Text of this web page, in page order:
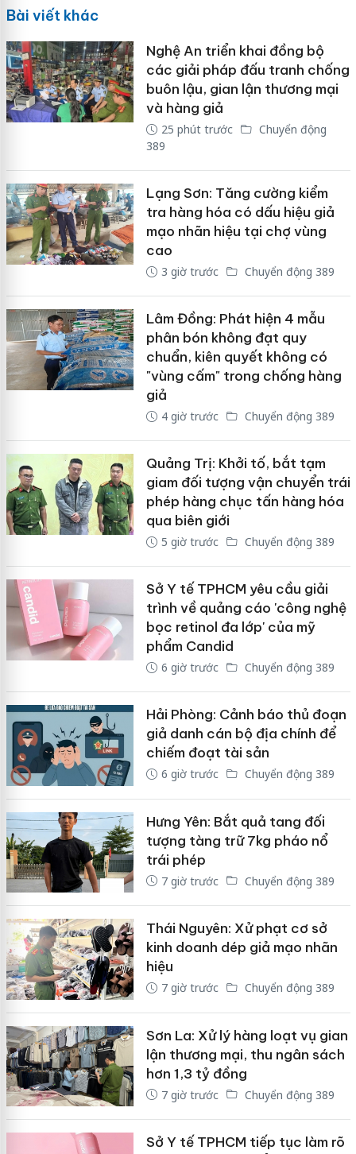
Bài viết khác
Nghệ An triển khai đồng bộ
các giải pháp đấu tranh chống
buôn lậu, gian lận thương mại
và hàng giả
25 phút trước
Chuyển động
389
Lạng Sơn: Tăng cường kiểm
tra hàng hóa có dấu hiệu giả
mạo nhãn hiệu tại chợ vùng
cao
3 giờ trước Chuyển động 389
Lâm Đồng: Phát hiện 4 mẫu
phân bón không đạt quy
chuẩn, kiên quyết không có
"vùng cấm" trong chống hàng
giả
4 giờ trước Chuyển động 389
Quảng Trị: Khởi tố, bắt tạm
giam đối tượng vận chuyển trái
phép hàng chục tấn hàng hóa
qua biên giới
5 giờ trước Chuyển động 389
Sở Y tế TPHCM yêu cầu giải
trình về quảng cáo 'công nghệ
bọc retinol đa lớp' của mỹ
phẩm Candid
6 giờ trước Chuyển động 389
Hải Phòng: Cảnh báo thủ đoạn
giả danh cán bộ địa chính để
chiếm đoạt tài sản
6 giờ trước Chuyển động 389
Hưng Yên: Bắt quả tang đối
tượng tàng trữ 7kg pháo nổ
trái phép
7 giờ trước Chuyển động 389
Thái Nguyên: Xử phạt cơ sở
kinh doanh dép giả mạo nhãn
hiệu
7 giờ trước Chuyển động 389
Sơn La: Xử lý hàng loạt vụ gian
lận thương mại, thu ngân sách
hơn 1,3 tỷ đồng
7 giờ trước Chuyển động 389
Sở Y tế TPHCM tiếp tục làm rõ